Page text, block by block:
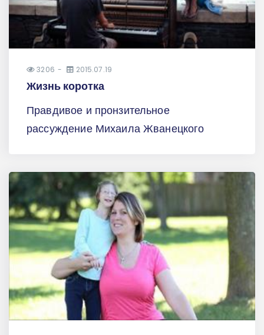
3206 2015.07.19
Жизнь коротка
Правдивое и пронзительное
рассуждение Михаила Жванецкого